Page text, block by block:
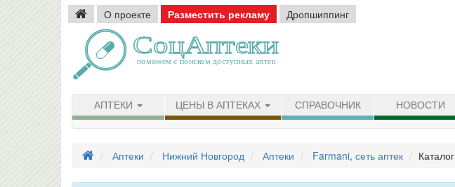
О проекте Разместить рекламу Дропшиппинг
АПТЕКИ ЦЕНЫ В АПТЕКАХ СПРАВОЧНИК НОВОСТИ
Аптеки Нижний Новгород Аптеки Farmani, сеть аптек Каталог